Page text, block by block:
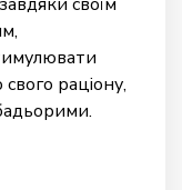
раціону,